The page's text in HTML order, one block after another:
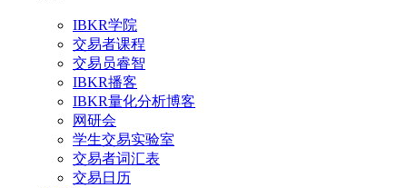
IBKR学院
交易者课程
交易员睿智
IBKR播客
IBKR量化分析博客
网研会
学生交易实验室
交易者词汇表
交易日历